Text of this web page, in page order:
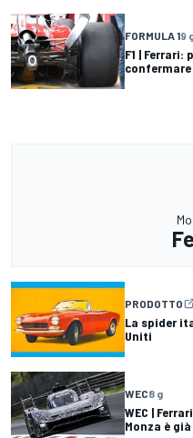
FORMULA 19
F1 |
PRODOTTO
La spider
Uniti
WEC8 g
WEC |
Monza è